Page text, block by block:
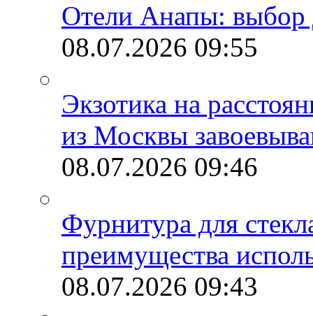
Отели Анапы: выбор
08.07.2026 09:55
Экзотика на
из Москвы
08.07.2026 09:46
Фурнитура для
преимущества
08.07.2026 09:43